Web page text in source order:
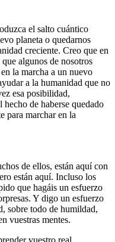
el salto cuántico
planeta o quedarnos
creciente. Creo que en
algunos de nosotros
la marcha a un nuevo
a la humanidad que no
esa posibilidad,
de haberse quedado
para marchar en la
de ellos, están aquí con
están aquí. Incluso los
que hagáis un esfuerzo
Y digo un esfuerzo
sobre todo de humildad,
vuestras mentes.
vuestro real